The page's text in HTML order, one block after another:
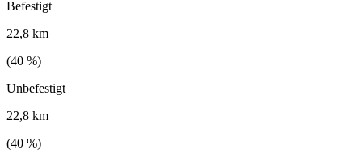
Befestigt
22,8 km
(40 %)
Unbefestigt
22,8 km
(40 %)